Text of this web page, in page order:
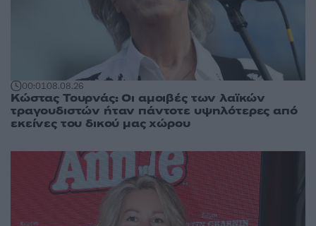
00:0108.08.26
Κώστας Τουρνάς: Οι αμοιβές των λαϊκών
τραγουδιστών ήταν πάντοτε υψηλότερες από
εκείνες του δικού μας χώρου